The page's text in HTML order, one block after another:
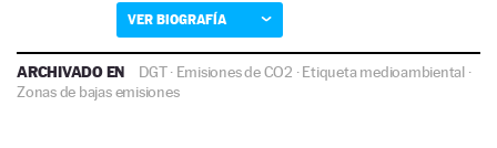
VER BIOGRAFÍA
ARCHIVADO EN DGT· Emisiones de CO2 ·Etiqueta medioambiental ·
Zonas de bajas emisiones